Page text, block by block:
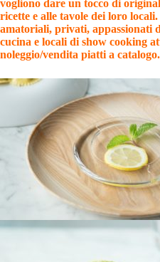
vogliono dare un tocco di
ricette e alle tavole dei loro
amatoriali, privati, appassionati
cucina e locali di show cooking
noleggio/vendita piatti a catalogo.